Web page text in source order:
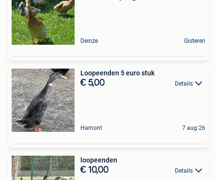
Deinze Gisteren
Loopeenden 5 euro stuk
€ 5,00 Details
Hamont 7 aug 26
loopeenden
€ 10,00 Details